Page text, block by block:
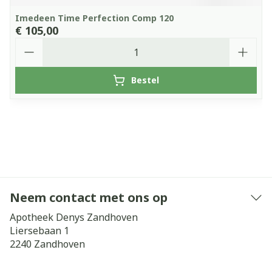
Imedeen Time Perfection Comp 120
€ 105,00
Bestel
Neem contact met ons op
Apotheek Denys Zandhoven
Liersebaan 1
2240 Zandhoven